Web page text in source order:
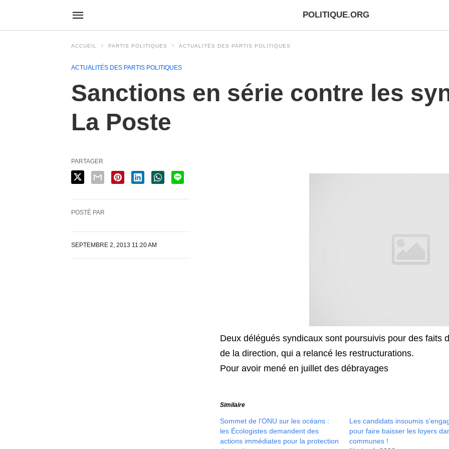
POLITIQUE.ORG
ACCUEIL PARTIS POLITIQUES ACTUALITÉS DES PARTIS POLITIQUES
ACTUALITÉS DES PARTIS POLITIQUES
Sanctions en série contre les
La Poste
Deux délégués syndicaux sont poursuivis pour des faits
de la direction, qui a relancé les restructurations.
Pour avoir mené en juillet des débrayages
Similaire
Sommet de l’ONU sur les océans :
les Écologistes demandent des
actions immédiates pour la protection
Les candidats insoumis
pour faire baisser les loyers
communes !
PARTAGER
POSTÉ PAR
SEPTEMBRE 2, 2013 11:20 AM